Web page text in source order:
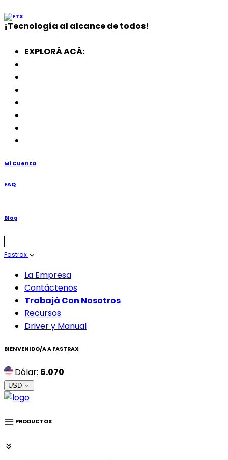
¡Tecnología al alcance de todos!
EXPLORÁ ACÁ:
Mi Cuenta
FAQ
Blog
Fastrax
La Empresa
Contáctenos
Trabajá Con Nosotros
Recursos
Driver y Manual
BIENVENIDO/A A FASTRAX
Dólar: 6.070
USD
PRODUCTOS